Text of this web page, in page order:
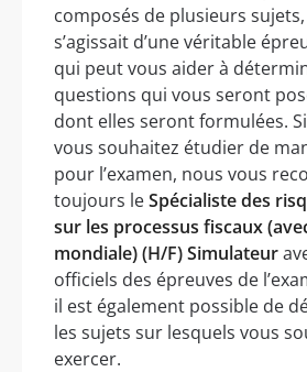
composés de plusieurs sujets,
s’agissait d’une véritable
qui peut vous aider à
questions qui vous seront
dont elles seront formulées.
vous souhaitez étudier de
pour l’examen, nous vous
toujours leSpécialiste des
sur les processus fiscaux
mondiale) (H/F) Simulateur
officiels des épreuves de
il est également possible de
les sujets sur lesquels vous
exercer.